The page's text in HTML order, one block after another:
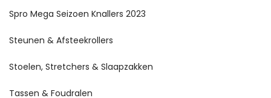
Spro Mega Seizoen Knallers 2023
Steunen & Afsteekrollers
Stoelen, Stretchers & Slaapzakken
Tassen & Foudralen